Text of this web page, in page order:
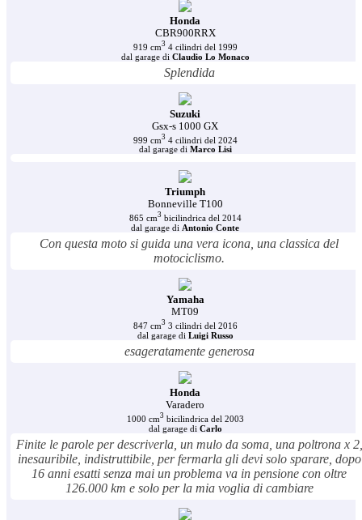
Honda
CBR900RRX
919 cm3 4 cilindri del 1999
dal garage di Claudio Lo Monaco
Splendida
Suzuki
Gsx-s 1000 GX
999 cm3 4 cilindri del 2024
dal garage di Marco Lisi
Triumph
Bonneville T100
865 cm3 bicilindrica del 2014
dal garage di Antonio Conte
Con questa moto si guida una vera icona, una classica del
motociclismo.
Yamaha
MT09
847 cm3 3 cilindri del 2016
dal garage di Luigi Russo
esageratamente generosa
Honda
Varadero
1000 cm3 bicilindrica del 2003
dal garage di Carlo
Finite le parole per descriverla, un mulo da soma, una poltrona x 2,
inesauribile, indistruttibile, per fermarla gli devi solo sparare, dopo
16 anni esatti senza mai un problema va in pensione con oltre
126.000 km e solo per la mia voglia di cambiare